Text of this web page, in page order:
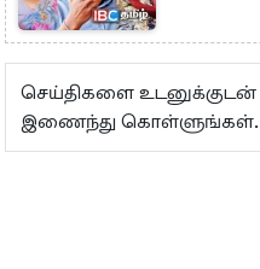
செய்திகளை உடனுக்குடன்
இணைந்து